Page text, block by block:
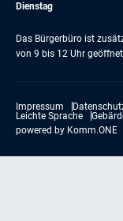
Dienstag
Das Bürgerbüro ist
von 9 bis 12 Uhr
Impressum
Leichte Sprache
powered by Komm.ONE